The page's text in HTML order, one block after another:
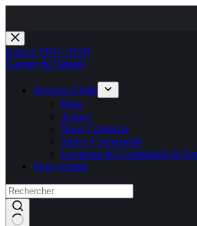
Passer
au
contenu
Espace PRO / B2B
Gagner de l'argent
Besoins d’aide
Blog
Astuce
Nous Contacter
Suivre Commande
Livraison de Commande &
Mon compte